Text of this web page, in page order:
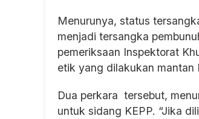
Menurunya, status
menjadi tersangka
pemeriksaan Inspektorat
etik yang dilakukan mantan
Dua perkara tersebut,
untuk sidang KEPP. “Jika